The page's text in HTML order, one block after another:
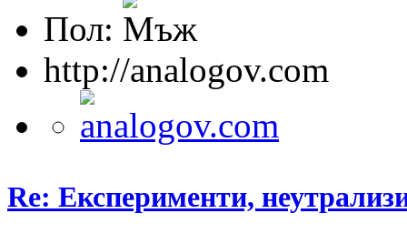
Пол:
http://analogov.com
Re: Експерименти,